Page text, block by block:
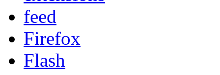
feed
Firefox
Flash